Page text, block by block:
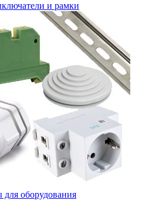
и рамки
для оборудования